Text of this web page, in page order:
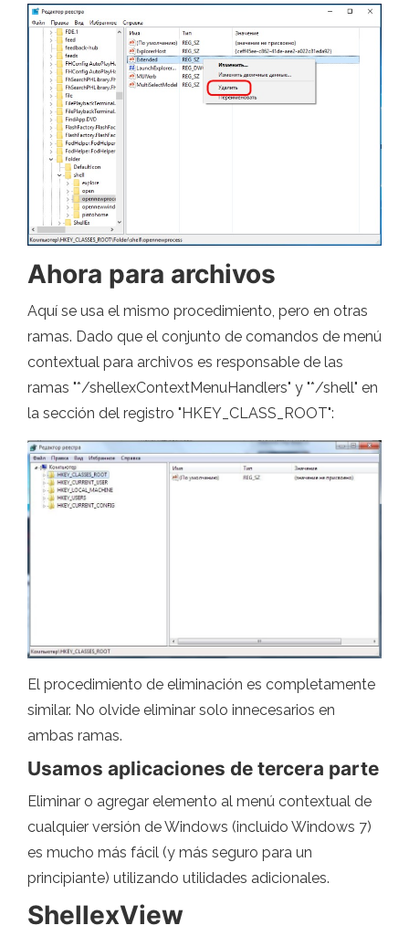
Ahora para archivos
Aquí se usa el mismo procedimiento, pero en otras
ramas. Dado que el conjunto de comandos de menú
contextual para archivos es responsable de las
ramas "*/shellexContextMenuHandlers" y "*/shell" en
la sección del registro "HKEY_CLASS_ROOT":
El procedimiento de eliminación es completamente
similar. No olvide eliminar solo innecesarios en
ambas ramas.
Usamos aplicaciones de tercera parte
Eliminar o agregar elemento al menú contextual de
cualquier versión de Windows (incluido Windows 7)
es mucho más fácil (y más seguro para un
principiante) utilizando utilidades adicionales.
ShellexView